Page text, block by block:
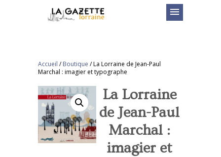
menu
Accueil /Boutique /La Lorraine de Jean-Paul
Marchal : imagier et typographe
La Lorraine
de Jean-Paul
Marchal :
imagier et